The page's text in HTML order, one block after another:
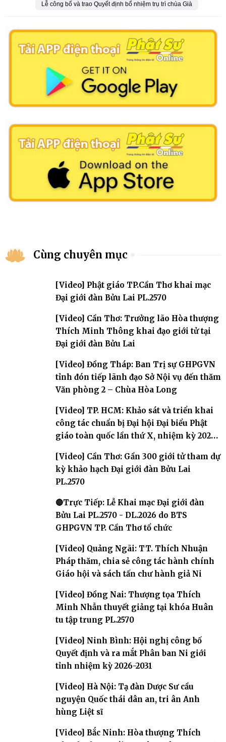
Lễ công bố và trao Quyết định bổ nhiệm trụ trì chùa Già
Cùng chuyên mục
[Video] Phật giáo TP.Cần Thơ khai mạc
Đại giới đàn Bửu Lai PL.2570
[Video] Cần Thơ: Trưởng lão Hòa thượng
Thích Minh Thông khai đạo giới tử tại
Đại giới đàn Bửu Lai
[Video] Đồng Tháp: Ban Trị sự GHPGVN
tỉnh đón tiếp lãnh đạo Sở Nội vụ đến thăm
Văn phòng 2 – Chùa Hòa Long
[Video] TP. HCM: Khảo sát và triển khai
công tác chuẩn bị Đại hội Đại biểu Phật
giáo toàn quốc lần thứ X, nhiệm kỳ 2026-
[Video] Cần Thơ: Gần 300 giới tử tham dự
kỳ khảo hạch Đại giới đàn Bửu Lai
PL.2570
🔴Trực Tiếp: Lễ Khai mạc Đại giới đàn
Bửu Lai PL.2570 - DL.2026 do BTS
GHPGVN TP. Cần Thơ tổ chức
[Video] Quảng Ngãi: TT. Thích Nhuận
Pháp thăm, chia sẻ công tác hành chính
Giáo hội và sách tấn chư hành giả Ni
[Video] Đồng Nai: Thượng tọa Thích
Minh Nhẫn thuyết giảng tại khóa Huân
tu tập trung PL.2570
[Video] Ninh Bình: Hội nghị công bố
Quyết định và ra mắt Phân ban Ni giới
tỉnh nhiệm kỳ 2026-2031
[Video] Hà Nội: Tạ đàn Dược Sư cầu
nguyện Quốc thái dân an, tri ân Anh
hùng Liệt sĩ
[Video] Bắc Ninh: Hòa thượng Thích